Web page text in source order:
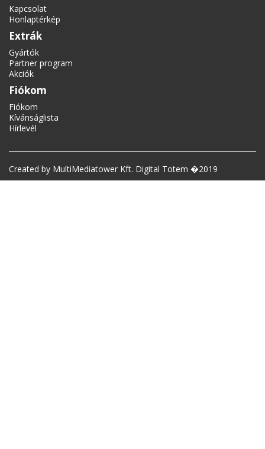
Kapcsolat
Honlaptérkép
Extrák
Gyártók
Partner program
Akciók
Fiókom
Fiókom
Kívánságlista
Hírlevél
Created by MultiMediatower Kft. Digital Totem �2019